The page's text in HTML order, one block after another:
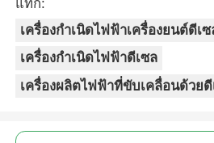
แท็ก:
เครื่องกำเนิดไฟฟ้าเครื่องยนต์ดีเซ
เครื่องกำเนิดไฟฟ้าดีเซล
เครื่องผลิตไฟฟ้าที่ขับเคลื่อนด้วยดี